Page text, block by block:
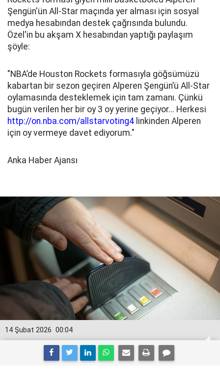
Şengün'ün All-Star maçında yer alması için sosyal
medya hesabından destek çağrısında bulundu.
Özel'in bu akşam X hesabından yaptığı paylaşım
şöyle:
"NBA’de Houston Rockets formasıyla göğsümüzü
kabartan bir sezon geçiren Alperen Şengün’ü All-Star
oylamasında desteklemek için tam zamanı. Çünkü
bugün verilen her bir oy 3 oy yerine geçiyor... Herkesi
http://on.nba.com/allstarvoting4 linkinden Alperen
için oy vermeye davet ediyorum."
Anka Haber Ajansı
00:04
14 Şubat 2026